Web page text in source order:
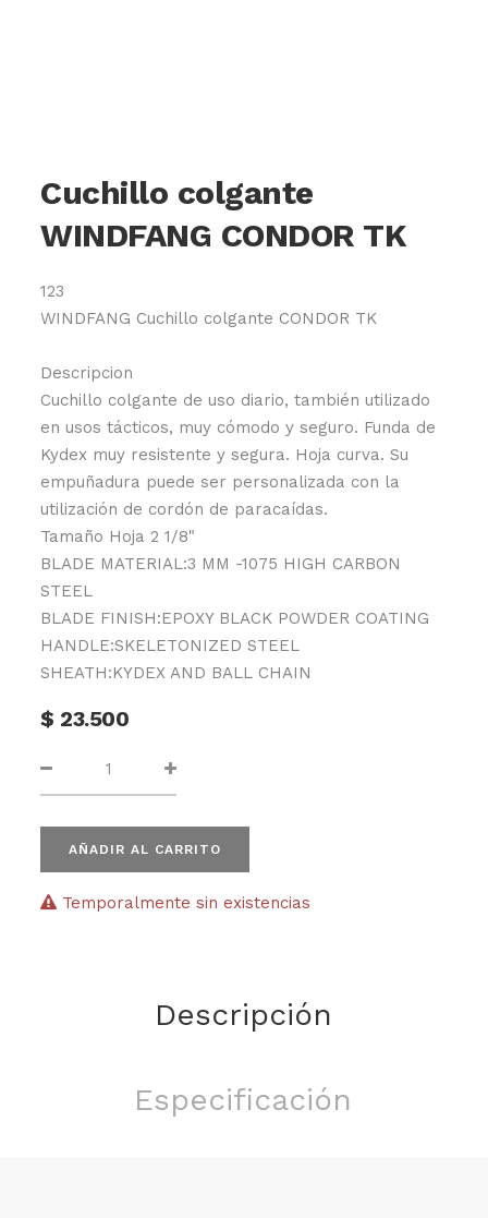
Cuchillo colgante
WINDFANG CONDOR TK
123
WINDFANG Cuchillo colgante CONDOR TK
Descripcion
Cuchillo colgante de uso diario, también utilizado
en usos tácticos, muy cómodo y seguro. Funda de
Kydex muy resistente y segura. Hoja curva. Su
empuñadura puede ser personalizada con la
utilización de cordón de paracaídas.
Tamaño Hoja 2 1/8"
BLADE MATERIAL:3 MM -1075 HIGH CARBON
STEEL
BLADE FINISH:EPOXY BLACK POWDER COATING
HANDLE:SKELETONIZED STEEL
SHEATH:KYDEX AND BALL CHAIN
$ 23.500
AÑADIR AL CARRITO
Temporalmente sin existencias
Descripción
Especificación